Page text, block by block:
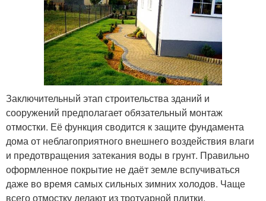
Заключительный этап строительства зданий и
сооружений предполагает обязательный монтаж
отмостки. Её функция сводится к защите фундамента
дома от неблагоприятного внешнего воздействия влаги
и предотвращения затекания воды в грунт. Правильно
оформленное покрытие не даёт земле вспучиваться
даже во время самых сильных зимних холодов. Чаще
всего отмостку делают из тротуарной плитки.